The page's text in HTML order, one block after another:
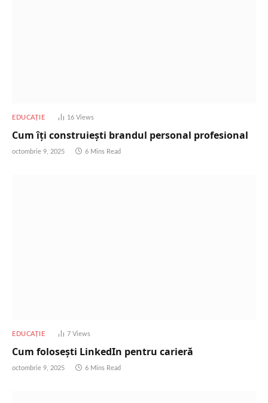
EDUCAȚIE 16Views
Cum îți construiești brandul personal profesional
octombrie 9, 2025 6 Mins Read
EDUCAȚIE 7Views
Cum folosești LinkedIn pentru carieră
octombrie 9, 2025 6 Mins Read